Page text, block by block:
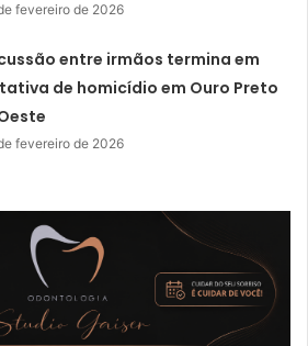
fevereiro de 2026
entre irmãos termina em
de homicídio em Ouro Preto
fevereiro de 2026